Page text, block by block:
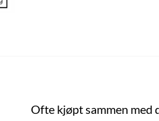
Ofte kjøpt sammen med